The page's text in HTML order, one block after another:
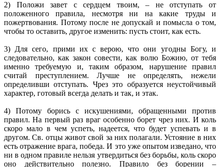
2) Положи завет с сердцем твоим, – не отступать от
положенного правила, несмотря ни на какие труды и
пожертвования. Потому после не допускай и помысла о том,
чтобы то оставить, другое изменить: пусть стоит, как есть.
3) Для сего, прими их с верою, что они угодны Богу, и
следовательно, как закон совести, как волю Божию, от тебя
именно требуемую и, таким образом, нарушение правил
считай преступлением. Лучше не определять, нежели
определивши отступать. Чрез это образуется неустойчивый
характер, готовый всегда делать и так, и этак.
4) Потому борись с искушениями, обращенными против
правил. На первый раз враг особенно борет чрез них. И коль
скоро мало в чем успеть, надеется, что будет успевать и в
другом. Св. отцы живот свой за них полагали. Устояние в них
есть отражение врага, победа. И это уже опытом изведано, что
ни в одном правиле нельзя утвердиться без борьбы, коль скоро
оно действительно полезно. Правило без борении –